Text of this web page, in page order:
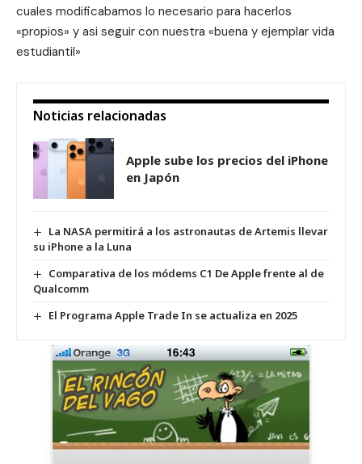
cuales modificabamos lo necesario para hacerlos
«propios» y asi seguir con nuestra «buena y ejemplar vida
estudiantil»
Noticias relacionadas
Apple sube los precios del iPhone
en Japón
La NASA permitirá a los astronautas de Artemis llevar
su iPhone a la Luna
Comparativa de los módems C1 De Apple frente al de
Qualcomm
El Programa Apple Trade In se actualiza en 2025